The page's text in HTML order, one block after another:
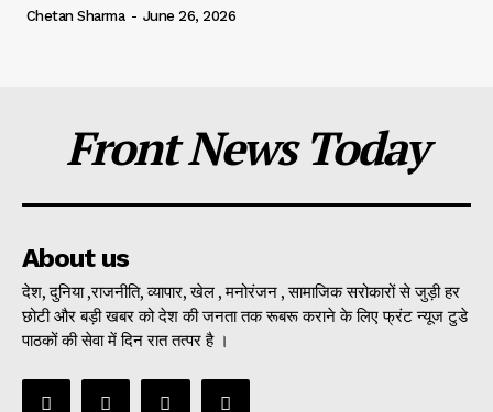
Chetan Sharma - June 26, 2026
Front News Today
About us
देश, दुनिया ,राजनीति, व्यापार, खेल , मनोरंजन , सामाजिक सरोकारों से जुड़ी हर
छोटी और बड़ी खबर को देश की जनता तक रूबरू कराने के लिए फ्रंट न्यूज टुडे
पाठकों की सेवा में दिन रात तत्पर है ।